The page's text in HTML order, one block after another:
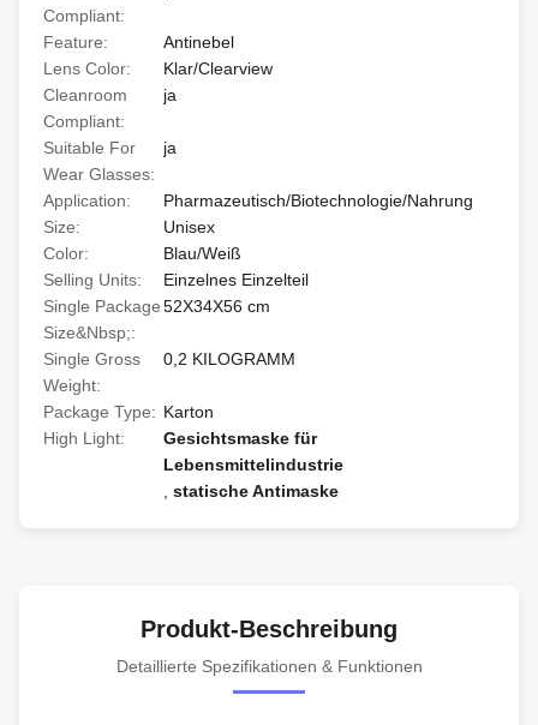
Compliant:
Feature:
Antinebel
Lens Color:
Klar/Clearview
Cleanroom
Compliant:
ja
Suitable For
Wear Glasses:
ja
Application:
Pharmazeutisch/Biotechnologie/Nahrung
Size:
Unisex
Color:
Blau/Weiß
Selling Units:
Einzelnes Einzelteil
Single Package
Size&Nbsp;:
52X34X56 cm
Single Gross
Weight:
0,2 KILOGRAMM
Package Type: Karton
High Light:
Gesichtsmaske für
Lebensmittelindustrie
statische Antimaske
Produkt-Beschreibung
Detaillierte Spezifikationen & Funktionen